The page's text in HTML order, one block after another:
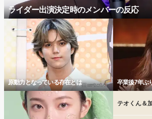
ライダー出演決定時のメンバーの反応
原動力となっている存在とは 卒業後7年ぶ
テオくん＆